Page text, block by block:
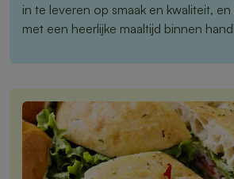
in te leveren op smaak en kwaliteit,
met een heerlijke maaltijd binnen